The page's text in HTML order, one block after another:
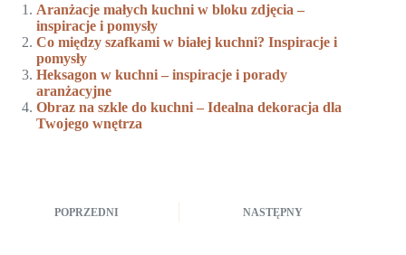
Aranżacje małych kuchni w bloku zdjęcia –
inspiracje i pomysły
Co między szafkami w białej kuchni? Inspiracje i
pomysły
Heksagon w kuchni – inspiracje i porady
aranżacyjne
Obraz na szkle do kuchni – Idealna dekoracja dla
Twojego wnętrza
POPRZEDNI NASTĘPNY